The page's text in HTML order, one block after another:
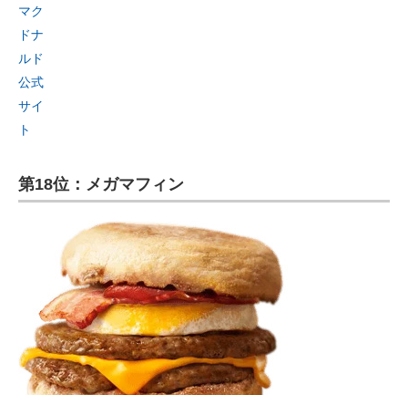
マク
ドナ
ルド
公式
サイ
ト
第18位：メガマフィン